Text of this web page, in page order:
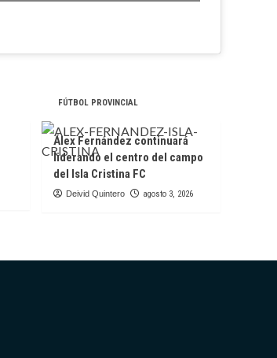
FÚTBOL PROVINCIAL
Álex Fernández continuará
liderando el centro del campo
del Isla Cristina FC
Deivid Quintero agosto 3, 2026